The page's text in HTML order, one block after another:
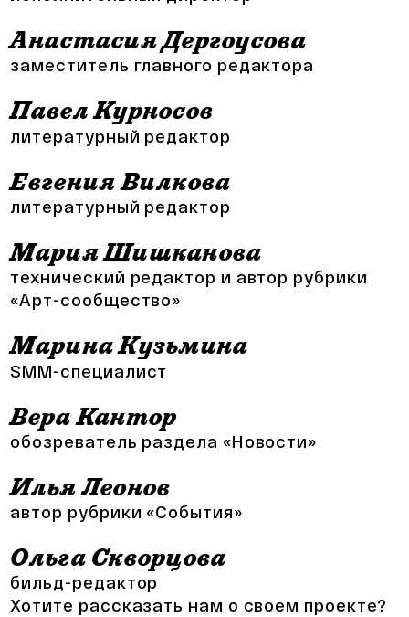
Анастасия Дергоусова
заместитель главного редактора
Павел Курносов
литературный редактор
Евгения Вилкова
литературный редактор
Мария Шишканова
технический редактор и автор рубрики
«Арт-сообщество»
Марина Кузьмина
SMM-специалист
Вера Кантор
обозреватель раздела «Новости»
Илья Леонов
автор рубрики «События»
Ольга Скворцова
бильд-редактор
Хотите рассказать нам о своем проекте?